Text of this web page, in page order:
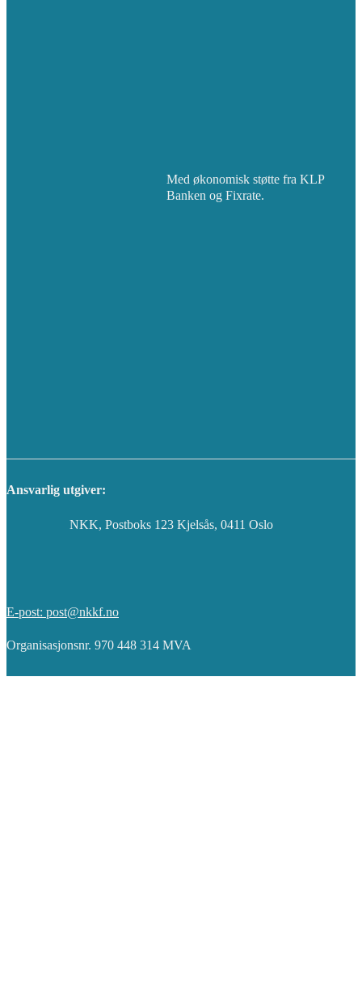
Med økonomisk støtte fra KLP
Banken og Fixrate.
Ansvarlig utgiver:
NKK, Postboks 123 Kjelsås, 0411 Oslo
E-post: post@nkkf.no
Organisasjonsnr. 970 448 314 MVA